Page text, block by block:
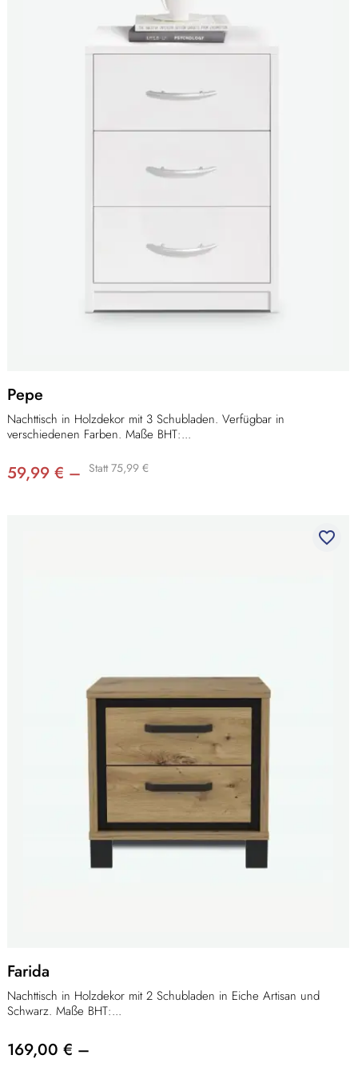
Pepe
Nachttisch in Holzdekor mit 3 Schubladen. Verfügbar in
verschiedenen Farben. Maße BHT:...
59,99 € – Statt 75,99 €
favorite_border
Farida
Nachttisch in Holzdekor mit 2 Schubladen in Eiche Artisan und
Schwarz. Maße BHT:...
169,00 € –